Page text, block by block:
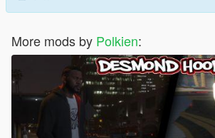
More mods by Polkien: